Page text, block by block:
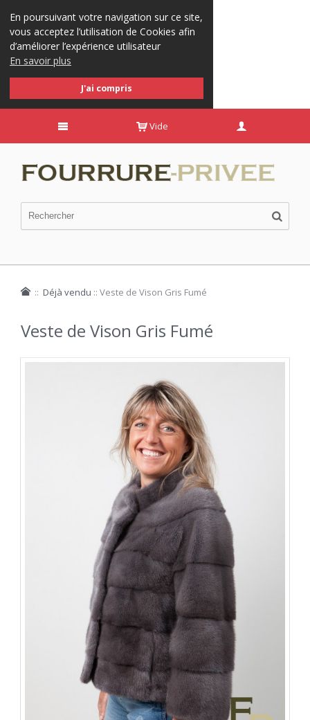
En poursuivant votre navigation sur ce site,
vous acceptez l’utilisation de Cookies afin
d’améliorer l’expérience utilisateur
En savoir plus
J'ai compris
Vide
:: Déjà vendu :: Veste de Vison Gris Fumé
Veste de Vison Gris Fumé